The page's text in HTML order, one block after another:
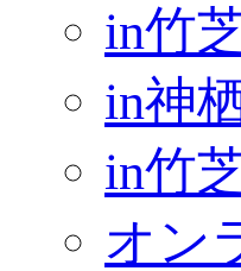
in竹
in神
in竹
オン